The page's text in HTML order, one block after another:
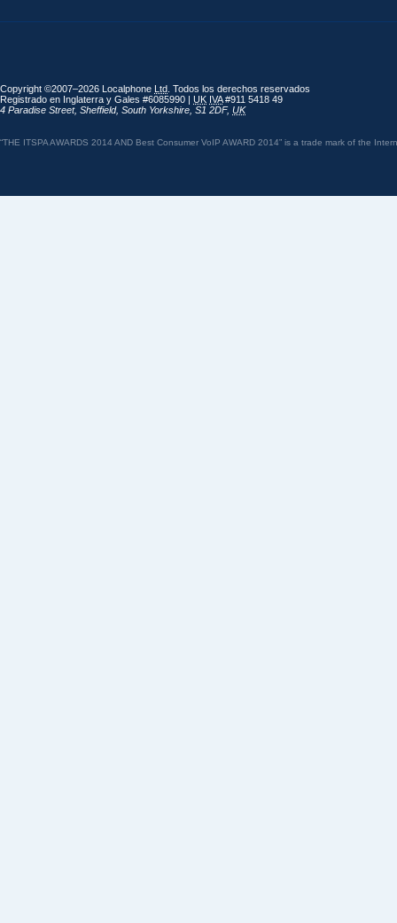
Copyright ©2007–2026 Localphone Ltd . Todos los derechos reservados
Registrado en Inglaterra y Gales #6085990 | UK IVA#911 5418 49
4 Paradise Street, Sheffield, South Yorkshire S1 2DF, UK
“THE ITSPA AWARDS 2014 AND Best Consumer VoIP AWARD 2014” is a trade mark of the